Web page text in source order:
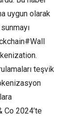
uygun olarak
teşvik
Co 2024’te